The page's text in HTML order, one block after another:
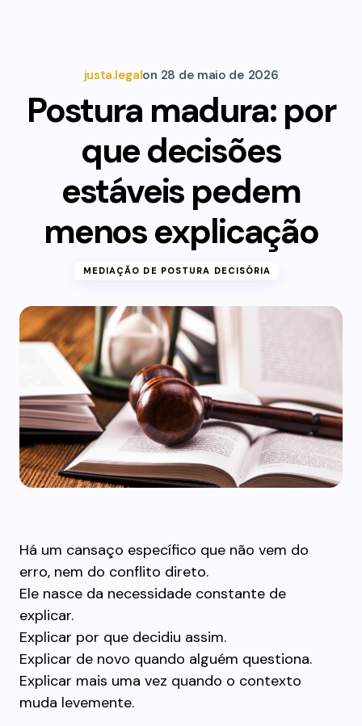
justa.legalon 28 de maio de 2026
Postura madura: por
que decisões
estáveis pedem
menos explicação
MEDIAÇÃO DE POSTURA DECISÓRIA
Há um cansaço específico que não vem do
erro, nem do conflito direto.
Ele nasce da necessidade constante de
explicar.
Explicar por que decidiu assim.
Explicar de novo quando alguém questiona.
Explicar mais uma vez quando o contexto
muda levemente.